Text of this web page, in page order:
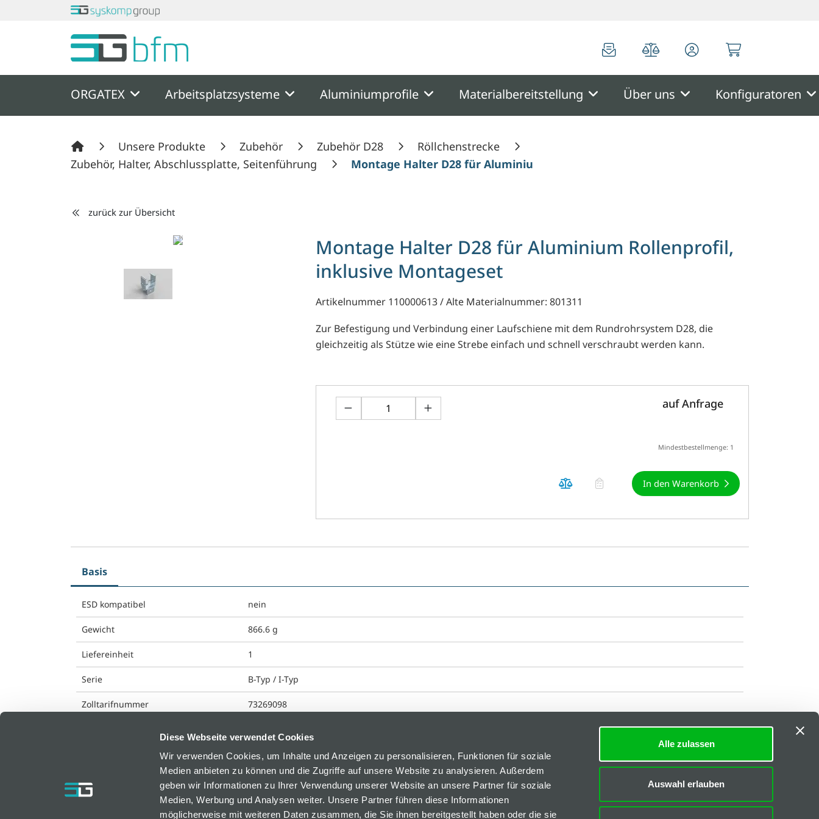
Diese Webseite verwendet Cookies
Wir verwenden Cookies, um Inhalte und Anzeigen zu personalisieren, Funktionen für soziale
Medien anbieten zu können und die Zugriffe auf unsere Website zu analysieren. Außerdem
geben wir Informationen zu Ihrer Verwendung unserer Website an unsere Partner für soziale
Medien, Werbung und Analysen weiter. Unsere Partner führen diese Informationen
möglicherweise mit weiteren Daten zusammen, die Sie ihnen bereitgestellt haben oder die sie
Alle zulassen
Auswahl erlauben
Springe zu Hauptinhalt Springe zum Header
ORGATEX Arbeitsplatzsysteme Aluminiumprofile Materialbereitstellung Über uns Konfiguratoren
Unsere Produkte Zubehör Zubehör D28
Röllchenstrecke
Zubehör, Halter, Abschlussplatte, Seitenführung
Montage Halter D28 für Aluminium Rollenprofil, inklusive Montageset
zurück zur Übersicht
Montage Halter D28 für Aluminium Rollenprofil,
inklusive Montageset
Artikelnummer 110000613 / Alte Materialnummer: 801311
Zur Befestigung und Verbindung einer Laufschiene mit dem Rundrohrsystem D28, die
gleichzeitig als Stütze wie eine Strebe einfach und schnell verschraubt werden kann.
auf Anfrage
Mindestbestellmenge: 1
In den Warenkorb
Basis
ESD kompatibel nein
Gewicht 866.6 g
Liefereinheit 1
Serie B-Typ / I-Typ
Zolltarifnummer 73269098
bfm GmbH
Downloads
FAQs